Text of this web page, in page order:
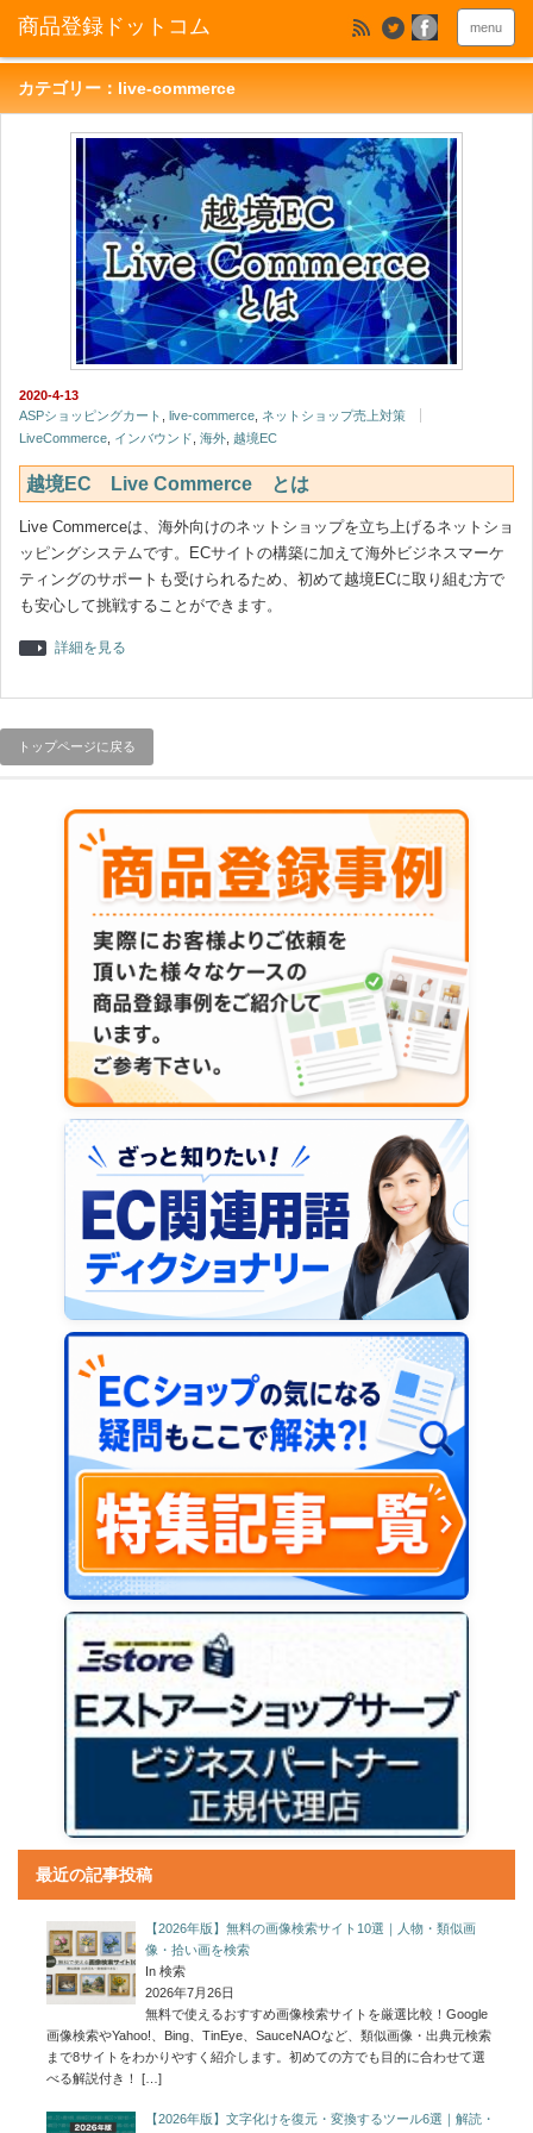
menu
カテゴリー：live-commerce
2020-4-13
ASPショッピングカート
live-commerce ネットショップ売上対策
LiveCommerce インバウンド 海外 越境EC
越境EC Live Commerce とは
Live Commerceは、海外向けのネットショップを立ち上げるネットショ
ッピングシステムです。ECサイトの構築に加えて海外ビジネスマーケ
ティングのサポートも受けられるため、初めて越境ECに取り組む方で
も安心して挑戦することができます。
詳細を見る
トップページに戻る
最近の記事投稿
【2026年版】無料の画像検索サイト10選｜人物・類似画
像・拾い画を検索
In 検索
2026年7月26日
無料で使えるおすすめ画像検索サイトを厳選比較！Google
画像検索やYahoo!、Bing、TinEye、SauceNAOなど、類似画像・出典元検索
まで8サイトをわかりやすく紹介します。初めての方でも目的に合わせて選
べる解説付き！
[…]
【2026年版】文字化けを復元・変換するツール6選｜解読・